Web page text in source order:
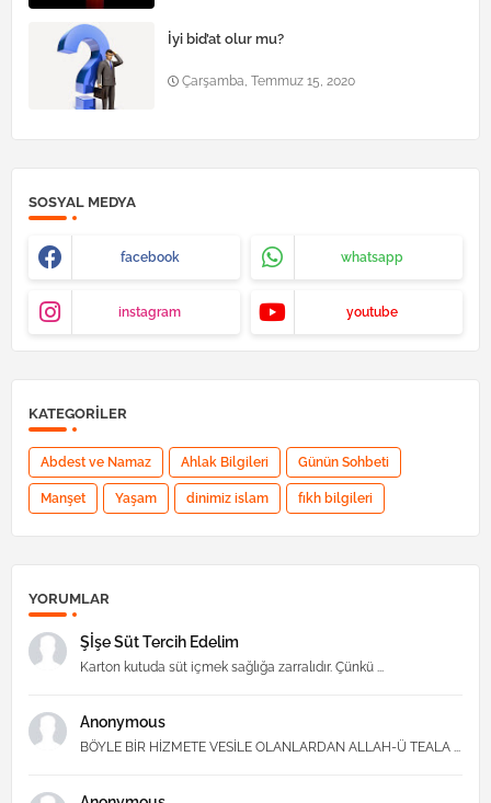
İyi bid’at olur mu?
Çarşamba, Temmuz 15, 2020
SOSYAL MEDYA
facebook whatsapp
instagram youtube
KATEGORILER
Abdest ve Namaz Ahlak Bilgileri Günün Sohbeti
Manşet Yaşam dinimiz islam fıkh bilgileri
YORUMLAR
Şİşe Süt Tercih Edelim
Karton kutuda süt içmek sağlığa zarralıdır. Çünkü ...
Anonymous
BÖYLE BİR HİZMETE VESİLE OLANLARDAN ALLAH-Ü TEALA ...